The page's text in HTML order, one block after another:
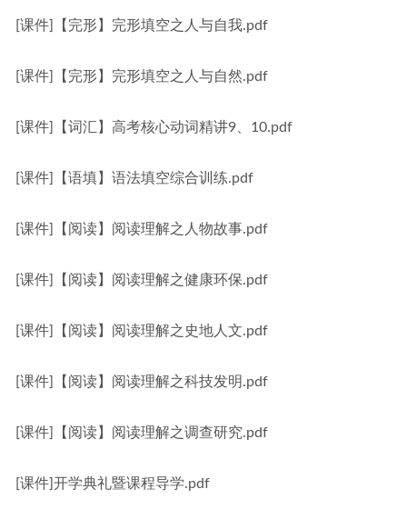
[课件]【完形】完形填空之人与自我.pdf
[课件]【完形】完形填空之人与自然.pdf
[课件]【词汇】高考核心动词精讲9、10.pdf
[课件]【语填】语法填空综合训练.pdf
[课件]【阅读】阅读理解之人物故事.pdf
[课件]【阅读】阅读理解之健康环保.pdf
[课件]【阅读】阅读理解之史地人文.pdf
[课件]【阅读】阅读理解之科技发明.pdf
[课件]【阅读】阅读理解之调查研究.pdf
[课件]开学典礼暨课程导学.pdf